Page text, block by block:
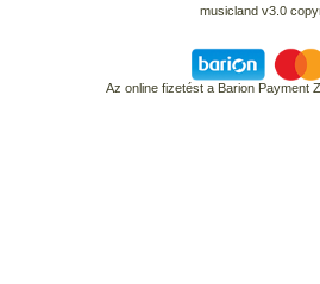
musicland v3.0
Az online fizetést a Barion Payment